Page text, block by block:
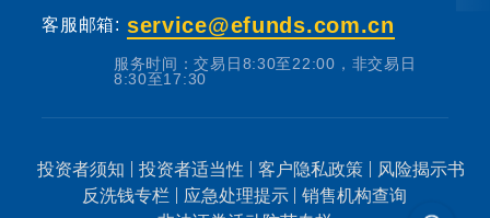
险评级可能不一致，您在做出投资决策之前，
产品资料概要等产品法律文件和本风险揭示
根据自身的投资目的、投资期限、投资经验、
资产状况等因素充分考虑自身的风险承受能
客服邮箱: service@efunds.com.cn
服务时间：交易日8:30至22:00，非交易日
8:30至17:30
投资者须知 投资者适当性 客户隐私政策
风险揭示书
反洗钱专栏
应急处理提示
销售机构查询